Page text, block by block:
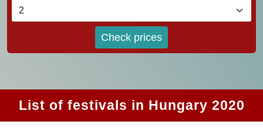
Check prices
List of festivals in Hungary 2020